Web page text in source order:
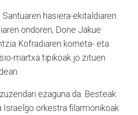
hasiera-ekitaldiaren
ondoren, Done Jakue
Kofradiaren korneta- eta
martxa tipikoak jo zituen
ezaguna da. Besteak
Israelgo orkestra filarmonikoak